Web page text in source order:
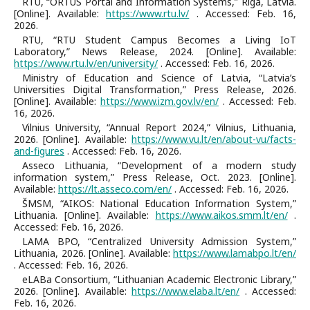
[Online]. Available:https://www.rtu.lv/ . Accessed: Feb. 16,
2026.
RTU, “RTU Student Campus Becomes a Living IoT
Laboratory,” News Release, 2024. [Online]. Available:
https://www.rtu.lv/en/university/ . Accessed: Feb. 16, 2026.
Ministry of Education and Science of Latvia, “Latvia’s
Universities Digital Transformation,” Press Release, 2026.
[Online]. Available: https://www.izm.gov.lv/en/ . Accessed: Feb.
16, 2026.
Vilnius University, “Annual Report 2024,” Vilnius, Lithuania,
2026. [Online]. Available: https://www.vu.lt/en/about-vu/facts-
and-figures . Accessed: Feb. 16, 2026.
Asseco Lithuania, “Development of a modern study
information system,” Press Release, Oct. 2023. [Online].
Available: https://lt.asseco.com/en/ . Accessed: Feb. 16, 2026.
ŠMSM, “AIKOS: National Education Information System,”
Lithuania. [Online]. Available: https://www.aikos.smm.lt/en/.
Accessed: Feb. 16, 2026.
LAMA BPO, “Centralized University Admission System,”
Lithuania, 2026. [Online]. Available: https://www.lamabpo.lt/en/
. Accessed: Feb. 16, 2026.
eLABa Consortium, “Lithuanian Academic Electronic Library,”
2026. [Online]. Available:https://www.elaba.lt/en/ . Accessed:
Feb. 16, 2026.